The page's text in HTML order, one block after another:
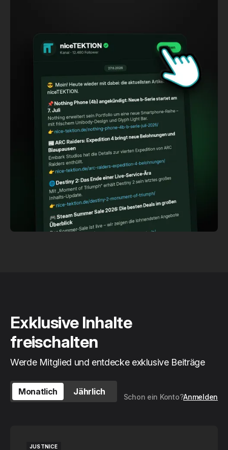
Exklusive Inhalte
freischalten
Werde Mitglied und entdecke exklusive Beiträge
Monatlich Jährlich
Schon ein Konto?Anmelden
JUSTNICE